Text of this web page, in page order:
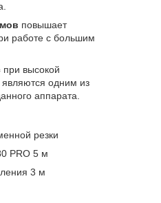
повышает
работе с большим
при высокой
являются одним из
аппарата.
резки
PRO 5 м
3 м